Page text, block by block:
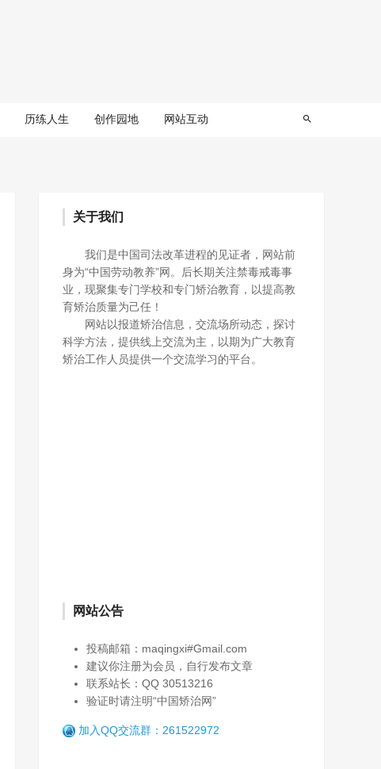
历练人生 创作园地 网站互动
关于我们
我们是中国司法改革进程的见证者，网站前
身为“中国劳动教养”网。后长期关注禁毒戒毒事
业，现聚集专门学校和专门矫治教育，以提高教
育矫治质量为己任！
网站以报道矫治信息，交流场所动态，探讨
科学方法，提供线上交流为主，以期为广大教育
矫治工作人员提供一个交流学习的平台。
网站公告
投稿邮箱：maqingxi#Gmail.com
建议你注册为会员，自行发布文章
联系站长：QQ 30513216
验证时请注明“中国矫治网”
加入QQ交流群：261522972